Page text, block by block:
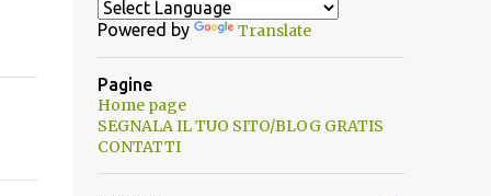
Powered by Translate
Pagine
Home page
SEGNALA IL TUO SITO/BLOG GRATIS
CONTATTI